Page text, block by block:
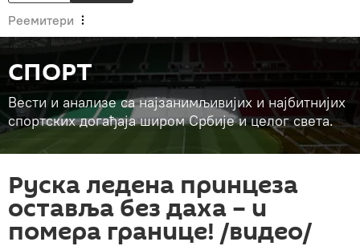
Реемитери
СПОРТ
Вести и анализе са најзанимљивијих и најбитнијих
спортских догађаја широм Србије и целог света.
Руска ледена принцеза
оставља без даха – и
помера границе! /видео/